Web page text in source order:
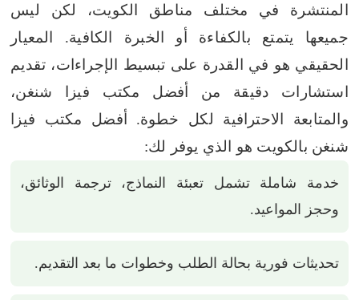
المنتشرة في مختلف مناطق الكويت، لكن ليس
جميعها يتمتع بالكفاءة أو الخبرة الكافية. المعيار
الحقيقي هو في القدرة على تبسيط الإجراءات، تقديم
استشارات دقيقة من أفضل مكتب فيزا شنغن،
والمتابعة الاحترافية لكل خطوة.
أفضل مكتب فيزا
شنغن بالكويت هو الذي يوفر لك:
خدمة شاملة تشمل تعبئة النماذج، ترجمة الوثائق،
وحجز المواعيد.
تحديثات فورية بحالة الطلب وخطوات ما بعد التقديم.